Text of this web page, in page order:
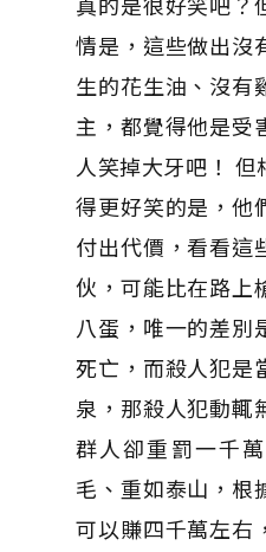
情是，這些做出沒
生的花生油、沒有
主，都覺得他是受
人笑掉大牙吧！
得更好笑的是，他
付出代價，看看這
伙，可能比在路上
八蛋，唯一的差別
死亡，而殺人犯是
泉，那殺人犯動輒
群人卻重罰一千
毛、重如泰山，根
可以賺四千萬左右